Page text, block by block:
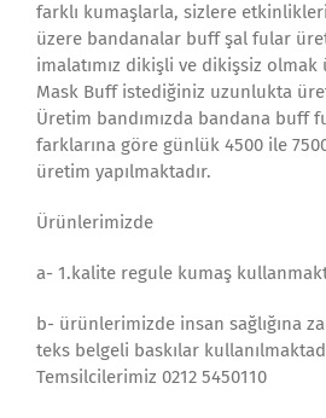
farklı kumaşlarla, sizlere
üzere bandanalar buff şal fular
imalatımız dikişli ve dikişsiz
Mask Buff istediğiniz uzunlukta
Üretim bandımızda bandana buff
farklarına göre günlük 4500 ile
üretim yapılmaktadır.
Ürünlerimizde
a- 1.kalite regule kumaş
b- ürünlerimizde insan sağlığına
teks belgeli baskılar
Temsilcilerimiz 0212 5450110